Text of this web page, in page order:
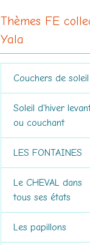
Thèmes FE
Yala
Couchers de soleil
Soleil d'hiver
ou couchant
LES FONTAINES
Le CHEVAL dans
tous ses états
Les papillons